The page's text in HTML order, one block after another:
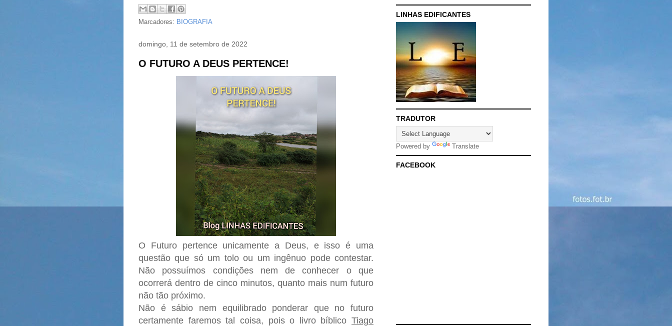
Marcadores: BIOGRAFIA
domingo, 11 de setembro de 2022
O FUTURO A DEUS PERTENCE!
O Futuro pertence unicamente a Deus, e isso é uma
questão que só um tolo ou um ingênuo pode contestar.
Não possuímos condições nem de conhecer o que
ocorrerá dentro de cinco minutos, quanto mais num futuro
não tão próximo.
Não é sábio nem equilibrado ponderar que no futuro
certamente faremos tal coisa, pois o livro bíblico Tiago
LINHAS EDIFICANTES
TRADUTOR
Powered by Translate
FACEBOOK